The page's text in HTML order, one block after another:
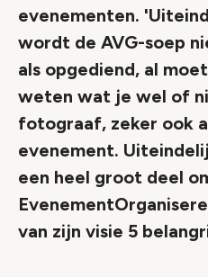
evenementen.
wordt de AVG-soep
als opgediend, al
weten wat je wel of
fotograaf, zeker ook
evenement.
een heel groot deel
van zijn visie 5